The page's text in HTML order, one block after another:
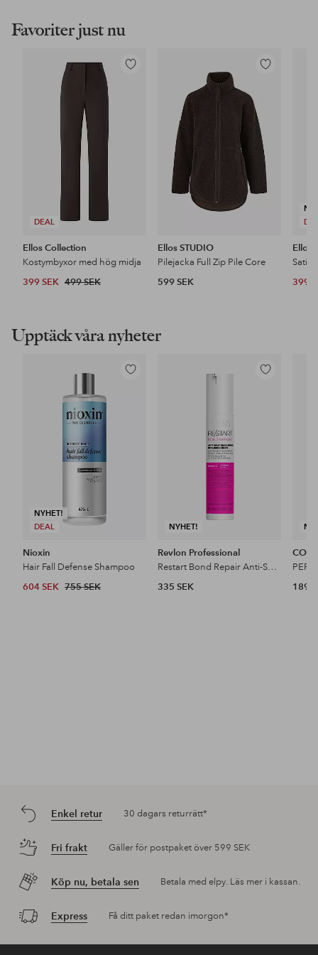
Favoriter just nu
DEAL
Lägg
Ellos Collection
Kostymbyxor med hög midja
399 SEK 499 SEK
Lägg
favoriter
Ellos STUDIO
Pilejacka Full Zip Pile Core
599 SEK
Ellos
399
Upptäck våra nyheter
NYHET!
DEAL
Lägg
Nioxin
Hair Fall Defense Shampoo
604 SEK 755 SEK
NYHET!
Lägg
Revlon Professional
Restart Bond Repair Anti-Split Ends Sealing Drops 50 Ml
335 SEK
189
Enkel retur 30 dagars returrätt*
Fri frakt Gäller för postpaket över 599 SEK
Köp nu, betala sen Betala med elpy. Läs mer i kassan.
Express Få ditt paket redan imorgon*